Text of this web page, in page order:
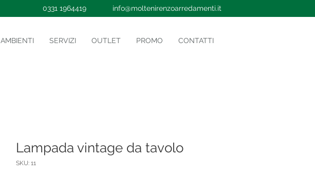
0331 1964419 info@moltenirenzoarredamenti.it
AMBIENTI SERVIZI OUTLET PROMO CONTATTI
Lampada vintage da tavolo
SKU: 11